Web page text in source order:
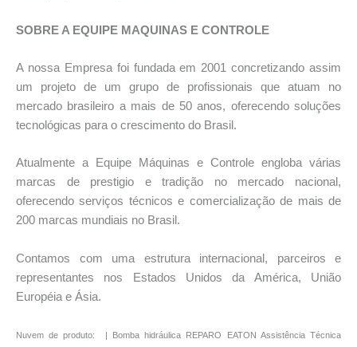
SOBRE A EQUIPE MAQUINAS E CONTROLE
A nossa Empresa foi fundada em 2001 concretizando assim
um projeto de um grupo de profissionais que atuam no
mercado brasileiro a mais de 50 anos, oferecendo soluções
tecnológicas para o crescimento do Brasil.
Atualmente a Equipe Máquinas e Controle engloba várias
marcas de prestigio e tradição no mercado nacional,
oferecendo serviços técnicos e comercialização de mais de
200 marcas mundiais no Brasil.
Contamos com uma estrutura internacional, parceiros e
representantes nos Estados Unidos da América, União
Européia e Ásia.
Nuvem de produto: | Bomba hidráulica REPARO EATON Assistência Técnica